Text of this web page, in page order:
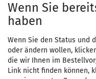
Wenn Sie
haben
Wenn Sie den Status und
oder ändern wollen,
die wir Ihnen im
Link nicht finden können,